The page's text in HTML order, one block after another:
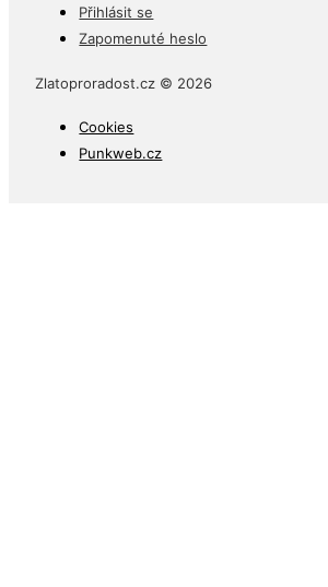
Přihlásit se
Zapomenuté heslo
Zlatoproradost.cz © 2026
Cookies
Punkweb.cz